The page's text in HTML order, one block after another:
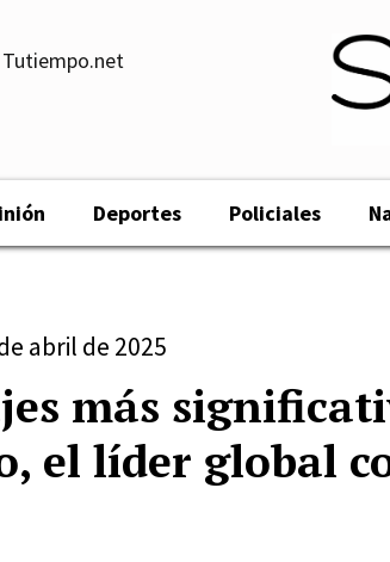
Deportes Policiales
más
el líder global
abril de 2025